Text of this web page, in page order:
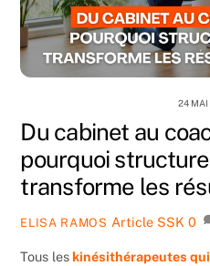
24 MAI
Du cabinet au
pourquoi
transforme les
ELISA RAMOS Article SSK 0
Tous leskinésithérapeutes